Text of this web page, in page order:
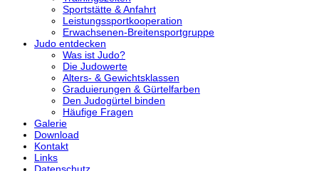
Sportstätte & Anfahrt
Leistungssportkooperation
Erwachsenen-Breitensportgruppe
Judo entdecken
Was ist Judo?
Die Judowerte
Alters- & Gewichtsklassen
Graduierungen & Gürtelfarben
Den Judogürtel binden
Häufige Fragen
Galerie
Download
Kontakt
Links